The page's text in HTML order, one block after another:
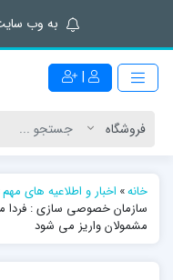
به وب
|
خانه» اخبار و اطلاعیه های مهم
سازمان خصوصی سازی : فردا
مشمولان واریز می شود